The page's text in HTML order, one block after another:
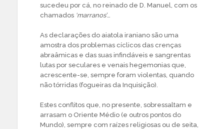
sucedeu por cá, no reinado de D. Manuel, com os
chamados ‘marranos’…
As declarações do aiatola iraniano são uma
amostra dos problemas cíclicos das crenças
abraâmicas e das suas infindáveis e sangrentas
lutas por seculares e venais hegemonias que,
acrescente-se, sempre foram violentas, quando
não tórridas (fogueiras da Inquisição).
Estes conflitos que, no presente, sobressaltam e
arrasam o Oriente Médio (e outros pontos do
Mundo), sempre com raízes religiosas ou de seita,